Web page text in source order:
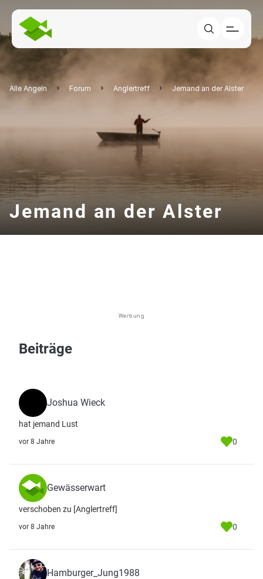
Alle Angeln Forum Anglertreff Jemand an der Alster
Jemand an der Alster
Werbung
Beiträge
Joshua Wieck
hat jemand Lust
vor 8 Jahre 0
Gewässerwart
verschoben zu [Anglertreff]
vor 8 Jahre 0
Hamburger_Jung1988